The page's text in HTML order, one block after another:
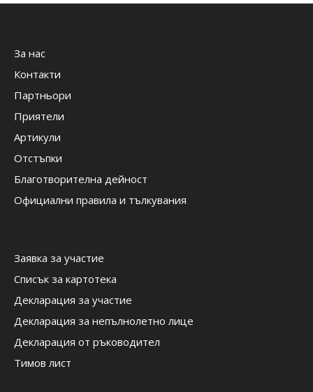
За нас
Контакти
Партньори
Приятели
Артикули
Отстъпки
Благотворителна дейност
Официални правила и тълкувания
Заявка за участие
Списък за картотека
Декларация за участие
Декларация за непълнолетно лице
Декларация от ръководител
Тимов лист